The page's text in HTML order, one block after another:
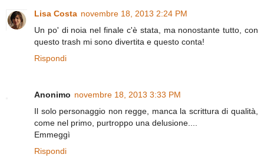
Lisa Costa novembre 18, 2013 2:24 PM
Un po' di noia nel finale c'è stata, ma nonostante tutto, con
questo trash mi sono divertita e questo conta!
Rispondi
Anonimo novembre 18, 2013 3:33 PM
Il solo personaggio non regge, manca la scrittura di qualità,
come nel primo, purtroppo una delusione....
Emmeggì
Rispondi